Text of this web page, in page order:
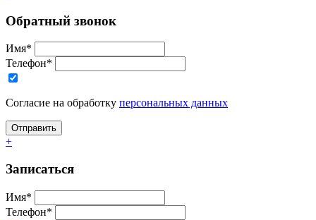
Обратный звонок
Имя*
Телефон*
Согласие на обработку персональных данных
+
Записаться
Имя*
Телефон*